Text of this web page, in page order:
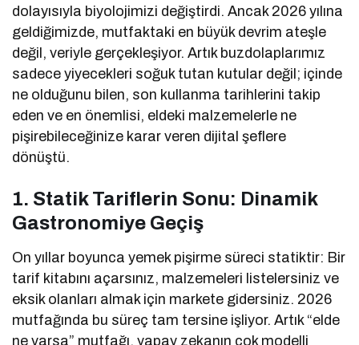
dolayısıyla biyolojimizi değiştirdi. Ancak 2026 yılına
geldiğimizde, mutfaktaki en büyük devrim ateşle
değil, veriyle gerçekleşiyor. Artık buzdolaplarımız
sadece yiyecekleri soğuk tutan kutular değil; içinde
ne olduğunu bilen, son kullanma tarihlerini takip
eden ve en önemlisi, eldeki malzemelerle ne
pişirebileceğinize karar veren dijital şeflere
dönüştü.
1. Statik Tariflerin Sonu: Dinamik
Gastronomiye Geçiş
On yıllar boyunca yemek pişirme süreci statiktir: Bir
tarif kitabını açarsınız, malzemeleri listelersiniz ve
eksik olanları almak için markete gidersiniz. 2026
mutfağında bu süreç tam tersine işliyor. Artık “elde
ne varsa” mutfağı, yapay zekanın çok modelli